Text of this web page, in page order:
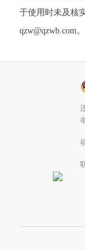
于使用时未及核
qzw@qzwb.com。